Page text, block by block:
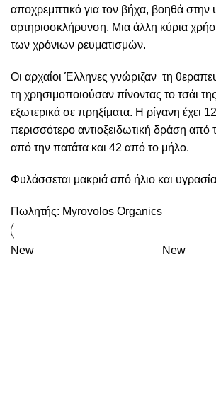
αποχρεμπτικό για τον βήχα, βοηθά στην
αρτηριοσκλήρυνση. Μια άλλη κύρια
των χρόνιων ρευματισμών.
Οι αρχαίοι Έλληνες γνώριζαν τη
τη χρησιμοποιούσαν πίνοντας το τσάι
εξωτερικά σε πρηξίματα. Η ρίγανη έχει
περισσότερο αντιοξειδωτική δράση από
από την πατάτα και 42 από το μήλο.
Φυλάσσεται μακριά από ήλιο και
Πωλητής: Myrovolos Organics
New New